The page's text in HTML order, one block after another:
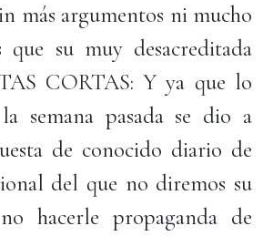
más argumentos ni mucho
que su muy desacreditada
CORTAS: Y ya que lo
semana pasada se dio a
de conocido diario de
del que no diremos su
hacerle propaganda de